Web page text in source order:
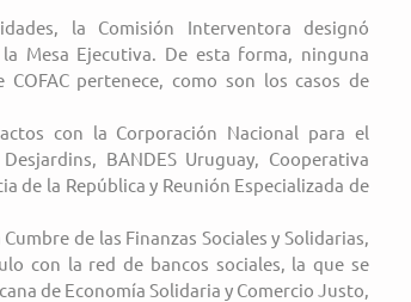
la Comisión Interventora designó
Mesa Ejecutiva. De esta forma, ninguna
pertenece, como son los casos de
con la Corporación Nacional para el
BANDES Uruguay, Cooperativa
de la República y Reunión Especializada de
de las Finanzas Sociales y Solidarias,
con la red de bancos sociales, la que se
de Economía Solidaria y Comercio Justo,